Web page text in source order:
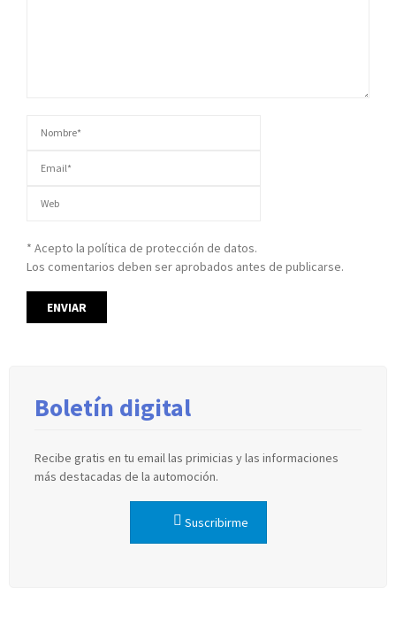
* Acepto la política de protección de datos.
Los comentarios deben ser aprobados antes de publicarse.
Boletín digital
Recibe gratis en tu email las primicias y las informaciones
más destacadas de la automoción.
Suscribirme